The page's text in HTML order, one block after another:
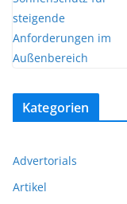
Kategorien
Advertorials
Artikel